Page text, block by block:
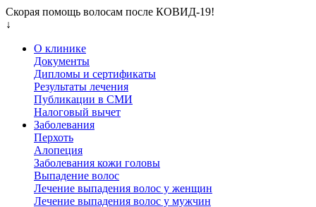
Скорая помощь волосам после КОВИД-19!
↓
О клинике
Документы
Дипломы и сертификаты
Результаты лечения
Публикации в СМИ
Налоговый вычет
Заболевания
Перхоть
Алопеция
Заболевания кожи головы
Выпадение волос
Лечение выпадения волос у женщин
Лечение выпадения волос у мужчин